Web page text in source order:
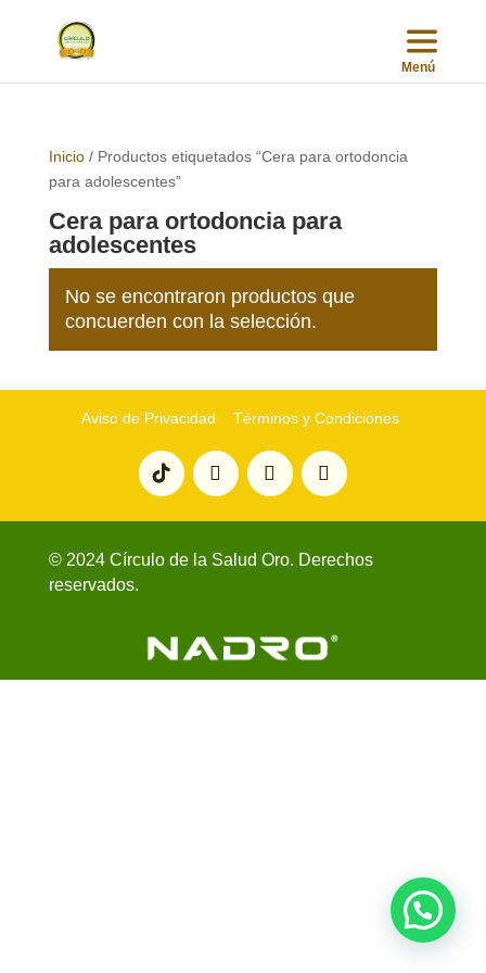
Inicio/ Productos etiquetados “Cera para ortodoncia
para adolescentes”
Cera para ortodoncia para
adolescentes
No se encontraron productos que
concuerden con la selección.
Aviso de Privacidad Términos y Condiciones
© 2024 Círculo de la Salud Oro. Derechos
reservados.